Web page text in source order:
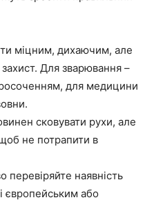
міцним, дихаючим, але
Для зварювання –
для медицини
сковувати рухи, але
не потрапити в
перевіряйте наявність
європейським або